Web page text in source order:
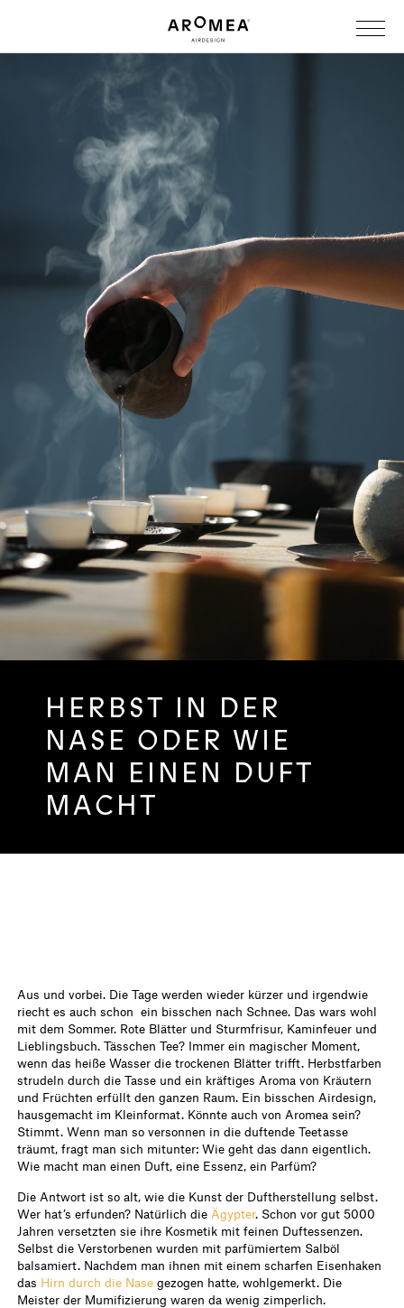
HERBST IN DER
NASE ODER WIE
MAN EINEN DUFT
MACHT
Aus und vorbei. Die Tage werden wieder kürzer und irgendwie
riecht es auch schon ein bisschen nach Schnee. Das wars wohl
mit dem Sommer. Rote Blätter und Sturmfrisur, Kaminfeuer und
Lieblingsbuch. Tässchen Tee? Immer ein magischer Moment,
wenn das heiße Wasser die trockenen Blätter trifft. Herbstfarben
strudeln durch die Tasse und ein kräftiges Aroma von Kräutern
und Früchten erfüllt den ganzen Raum. Ein bisschen Airdesign,
hausgemacht im Kleinformat. Könnte auch von Aromea sein?
Stimmt. Wenn man so versonnen in die duftende Teetasse
träumt, fragt man sich mitunter: Wie geht das dann eigentlich.
Wie macht man einen Duft, eine Essenz, ein Parfüm?
Die Antwort ist so alt, wie die Kunst der Duftherstellung selbst.
Wer hat’s erfunden? Natürlich die Ägypter. Schon vor gut 5000
Jahren versetzten sie ihre Kosmetik mit feinen Duftessenzen.
Selbst die Verstorbenen wurden mit parfümiertem Salböl
balsamiert. Nachdem man ihnen mit einem scharfen Eisenhaken
das Hirn durch die Nase gezogen hatte, wohlgemerkt. Die
Meister der Mumifizierung waren da wenig zimperlich.